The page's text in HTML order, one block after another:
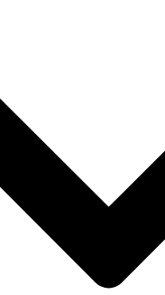
Uli Rothfuss
Schwiers